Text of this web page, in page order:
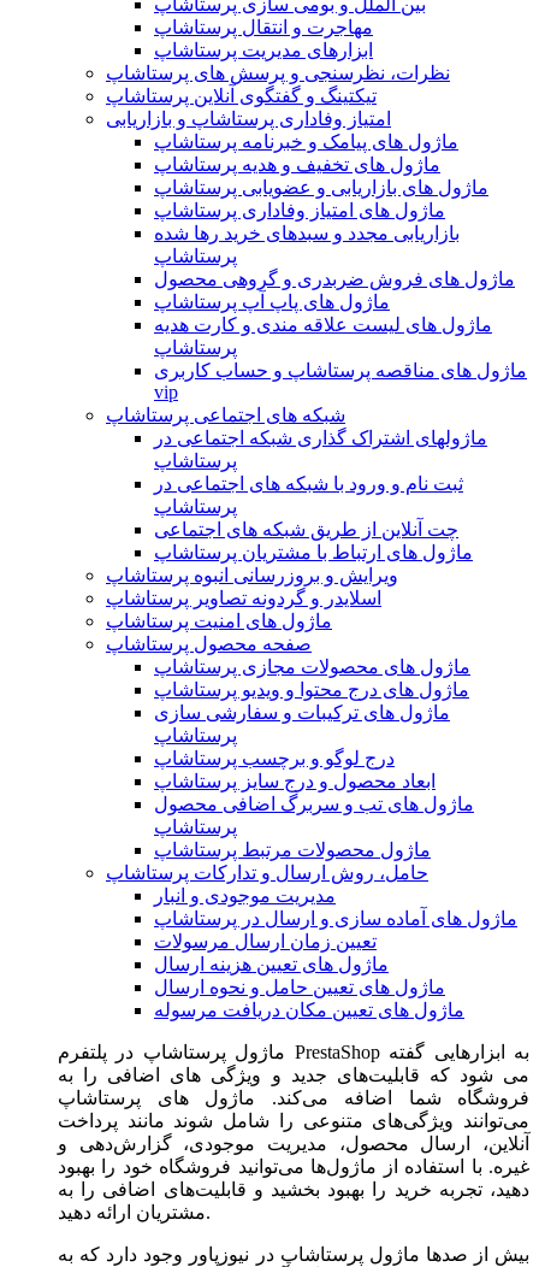
مهاجرت و انتقال پرستاشاپ
ابزارهای مدیریت پرستاشاپ
نظرات، نظرسنجی و پرسش های پرستاشاپ
تیکتینگ و گفتگوی آنلاین پرستاشاپ
امتیاز وفاداری پرستاشاپ و بازاریابی
ماژول های پیامک و خبرنامه پرستاشاپ
ماژول های تخفیف و هدیه پرستاشاپ
ماژول های بازاریابی و عضویابی پرستاشاپ
ماژول های امتیاز وفاداری پرستاشاپ
بازاریابی مجدد و سبدهای خرید رها شده
پرستاشاپ
ماژول های فروش ضربدری و گروهی محصول
ماژول های پاپ آپ پرستاشاپ
ماژول های لیست علاقه مندی و کارت هدیه
پرستاشاپ
ماژول های مناقصه پرستاشاپ و حساب کاربری
vip
شبکه های اجتماعی پرستاشاپ
ماژولهای اشتراک‌ گذاری شبکه اجتماعی در
پرستاشاپ
ثبت نام و ورود با شبکه های اجتماعی در
پرستاشاپ
چت آنلاین از طریق شبکه های اجتماعی
ماژول های ارتباط با مشتریان پرستاشاپ
ویرایش و بروزرسانی انبوه پرستاشاپ
اسلایدر و گردونه تصاویر پرستاشاپ
ماژول های امنیت پرستاشاپ
صفحه محصول پرستاشاپ
ماژول های محصولات مجازی پرستاشاپ
ماژول های درج محتوا و ویدیو پرستاشاپ
ماژول های ترکیبات و سفارشی سازی
پرستاشاپ
درج لوگو و برچسب پرستاشاپ
ابعاد محصول و درج سایز پرستاشاپ
ماژول های تب و سربرگ اضافی محصول
پرستاشاپ
ماژول محصولات مرتبط پرستاشاپ
حامل، روش ارسال و تدارکات پرستاشاپ
مدیریت موجودی و انبار
ماژول های آماده سازی و ارسال در پرستاشاپ
تعیین زمان ارسال مرسولات
ماژول های تعیین هزینه ارسال
ماژول های تعیین حامل و نحوه ارسال
ماژول های تعیین مکان دریافت مرسوله
ماژول‌ پرستاشاپ در پلتفرم PrestaShop به ابزارهایی گفته
می شود که قابلیت‌های جدید و ویژگی های اضافی را به
فروشگاه شما اضافه می‌کند. ماژول های پرستاشاپ
می‌توانند ویژگی‌های متنوعی را شامل شوند مانند پرداخت
آنلاین، ارسال محصول، مدیریت موجودی، گزارش‌دهی و
غیره. با استفاده از ماژول‌ها می‌توانید فروشگاه خود را بهبود
دهید، تجربه خرید را بهبود بخشید و قابلیت‌های اضافی را به
مشتریان ارائه دهید.
بیش از صدها ماژول پرستاشاپ در نیوزپاور وجود دارد که به